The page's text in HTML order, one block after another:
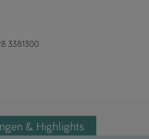
3381300
& Highlights